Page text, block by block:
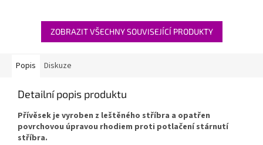
ZOBRAZIT VŠECHNY SOUVISEJÍCÍ PRODUKTY
Popis Diskuze
Detailní popis produktu
Přívěsek je vyroben z leštěného stříbra a opatřen
povrchovou úpravou rhodiem proti potlačení stárnutí
stříbra.